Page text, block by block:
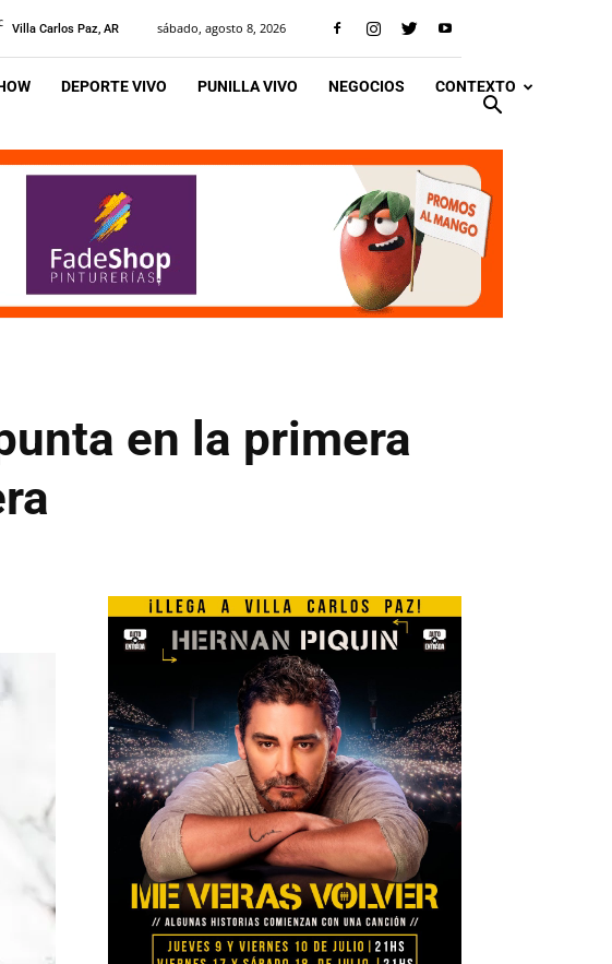
Villa Carlos Paz, AR sábado, agosto 8, 2026
DEPORTE VIVO PUNILLA VIVO NEGOCIOS CONTEXTO
en la primera